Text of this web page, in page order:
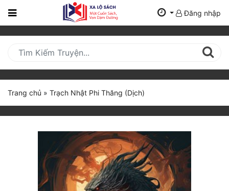
Trang
Mới
Cập
Nhật
(current)
Truyện Mới Ra
Đăng nhập
Trang chủ » Trạch Nhật Phi Thăng (Dịch)